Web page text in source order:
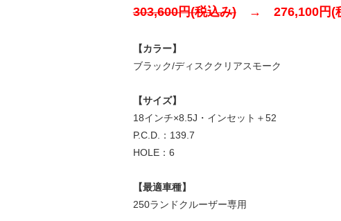
303,600円(税込み)→ 276,100円(
【カラー】
ブラック/ディスククリアスモーク
【サイズ】
18インチ×8.5J・インセット＋52
P.C.D.：139.7
HOLE：6
【最適車種】
250ランドクルーザー専用